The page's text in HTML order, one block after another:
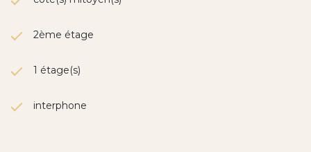
2ème étage
1 étage(s)
interphone